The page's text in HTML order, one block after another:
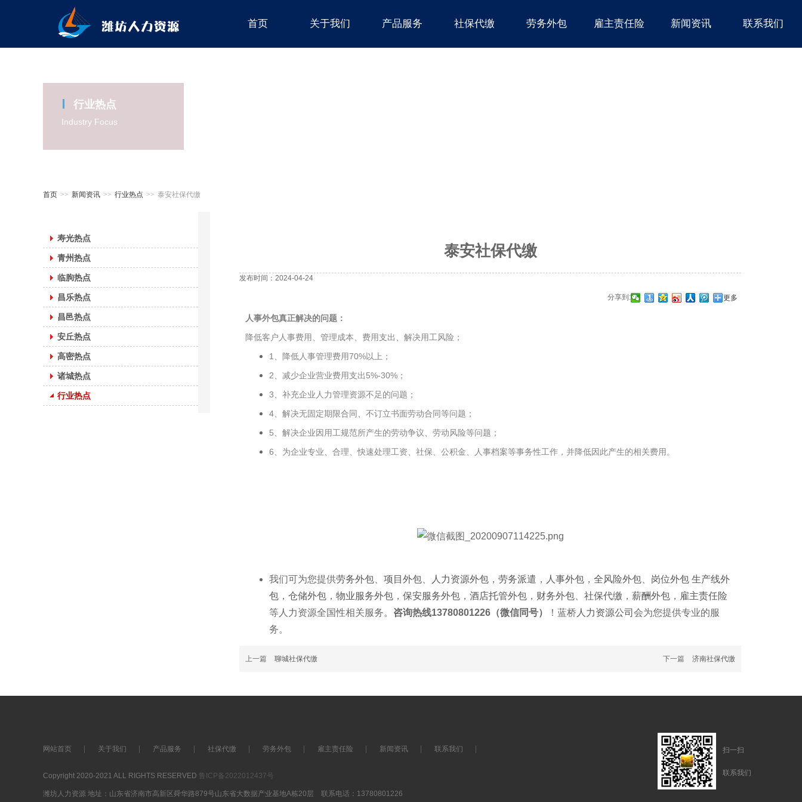
首页 关于我们 产品服务 社保代缴 劳务外包 雇主责任险 新闻资讯 联系我们
行业热点
Industry Focus
首页 >> 新闻资讯 >> 行业热点 >> 泰安社保代缴
寿光热点
青州热点
临朐热点
昌乐热点
昌邑热点
安丘热点
高密热点
诸城热点
行业热点
泰安社保代缴
发布时间：2024-04-24
分享到: 更多
人事外包真正解决的问题：
降低客户人事费用、管理成本、费用支出、解决用工风险；
1、降低人事管理费用70%以上；
2、减少企业营业费用支出5%-30%；
3、补充企业人力管理资源不足的问题；
4、解决无固定期限合同、不订立书面劳动合同等问题；
5、解决企业因用工规范所产生的劳动争议、劳动风险等问题；
6、为企业专业、合理、快速处理工资、社保、公积金、人事档案等事务性工作，并降低因此产生的相关费用。
我们可为您提供劳务外包 项目外包 人力资源外包 ， 劳务派遣 ， 人事外包 ， 全风险外包 岗位外包 生产线外
包 ， 仓储外包 ， 物业服务外包 ， 保安服务外包 ， 酒店托管外包 ， 财务外包 社保代缴 ， 薪酬外包 ， 雇主责任险
等人力资源全国性相关服务。 咨询热线13780801226（微信同号） ！蓝桥 人力资源公司 会为您提供专业的服
务。
上一篇 聊城社保代缴 下一篇 济南社保代缴
网站首页 关于我们 产品服务 社保代缴 劳务外包 雇主责任险 新闻资讯 联系我们
Copyright 2020-2021 ALL RIGHTS RESERVED 鲁ICP备2022012437号
扫一扫
联系我们
潍坊人力资源 地址：山东省济南市高新区舜华路879号山东省大数据产业基地A栋20层 联系电话：13780801226